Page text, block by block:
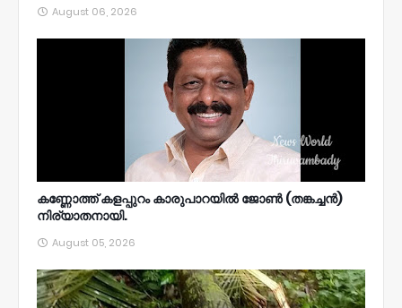
August 06, 2026
കണ്ണോത്ത് കളപ്പുറം കാരുപാറയിൽ ജോൺ (തങ്കച്ചൻ)
നിര്യാതനായി.
August 05, 2026